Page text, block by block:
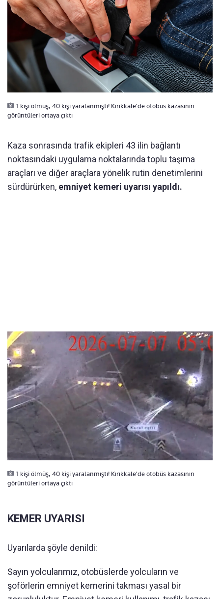
1 kişi ölmüş, 40 kişi yaralanmıştı! Kırıkkale'de otobüs kazasının
görüntüleri ortaya çıktı
Kaza sonrasında trafik ekipleri 43 ilin bağlantı
noktasındaki uygulama noktalarında toplu taşıma
araçları ve diğer araçlara yönelik rutin denetimlerini
sürdürürken, emniyet kemeri uyarısı yapıldı.
1 kişi ölmüş, 40 kişi yaralanmıştı! Kırıkkale'de otobüs kazasının
görüntüleri ortaya çıktı
KEMER UYARISI
Uyarılarda şöyle denildi:
Sayın yolcularımız, otobüslerde yolcuların ve
şoförlerin emniyet kemerini takması yasal bir